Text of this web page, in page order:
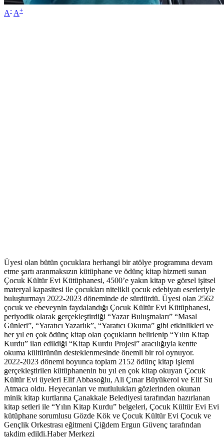
A- A+
Üyesi olan bütün çocuklara herhangi bir atölye programına devam
etme şartı aranmaksızın kütüphane ve ödünç kitap hizmeti sunan
Çocuk Kültür Evi Kütüphanesi, 4500’e yakın kitap ve görsel işitsel
materyal kapasitesi ile çocukları nitelikli çocuk edebiyatı eserleriyle
buluşturmayı 2022-2023 döneminde de sürdürdü. Üyesi olan 2562
çocuk ve ebeveynin faydalandığı Çocuk Kültür Evi Kütüphanesi,
periyodik olarak gerçekleştirdiği “Yazar Buluşmaları” “Masal
Günleri”, “Yaratıcı Yazarlık”, “Yaratıcı Okuma” gibi etkinlikleri ve
her yıl en çok ödünç kitap olan çoçukların belirlenip “Yılın Kitap
Kurdu” ilan edildiği “Kitap Kurdu Projesi” aracılığıyla kentte
okuma kültürünün desteklenmesinde önemli bir rol oynuyor.
2022-2023 dönemi boyunca toplam 2152 ödünç kitap işlemi
gerçekleştirilen kütüphanenin bu yıl en çok kitap okuyan Çocuk
Kültür Evi üyeleri Elif Abbasoğlu, Ali Çınar Büyükerol ve Elif Su
Atmaca oldu. Heyecanları ve mutlulukları gözlerinden okunan
minik kitap kurtlarına Çanakkale Belediyesi tarafından hazırlanan
kitap setleri ile “Yılın Kitap Kurdu” belgeleri, Çocuk Kültür Evi Evi
kütüphane sorumlusu Gözde Kök ve Çocuk Kültür Evi Çocuk ve
Gençlik Orkestrası eğitmeni Çiğdem Ergun Güvenç tarafından
takdim edildi.Haber Merkezi